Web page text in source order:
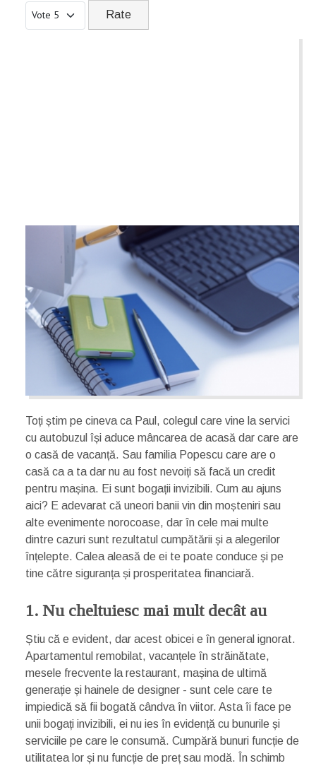
Toți știm pe cineva ca Paul, colegul care vine la servici
cu autobuzul își aduce mâncarea de acasă dar care are
o casă de vacanță. Sau familia Popescu care are o
casă ca a ta dar nu au fost nevoiți să facă un credit
pentru mașina. Ei sunt bogații invizibili. Cum au ajuns
aici? E adevarat că uneori banii vin din moșteniri sau
alte evenimente norocoase, dar în cele mai multe
dintre cazuri sunt rezultatul cumpătării și a alegerilor
înțelepte. Calea aleasă de ei te poate conduce și pe
tine către siguranța și prosperitatea financiară.
1. Nu cheltuiesc mai mult decât au
Știu că e evident, dar acest obicei e în general ignorat.
Apartamentul remobilat, vacanțele în străinătate,
mesele frecvente la restaurant, mașina de ultimă
generație și hainele de designer - sunt cele care te
impiedică să fii bogată cândva în viitor. Asta îi face pe
unii bogați invizibili, ei nu ies în evidență cu bunurile și
serviciile pe care le consumă. Cumpără bunuri funcție de
utilitatea lor și nu funcție de preț sau modă. În schimb